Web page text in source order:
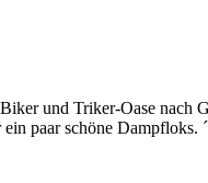
und Triker-Oase nach
paar schöne Dampfloks.